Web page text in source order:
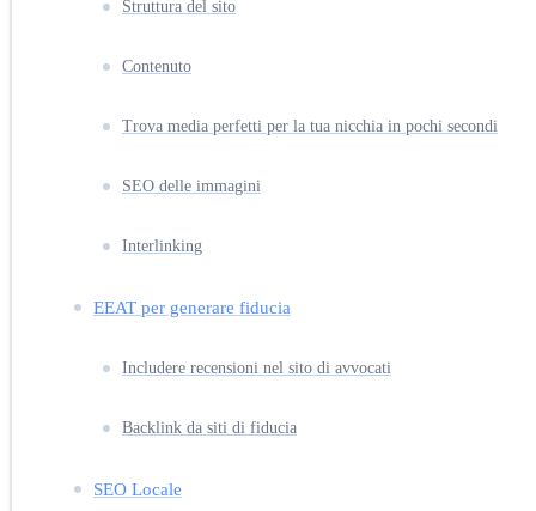
Struttura del sito
Contenuto
Trova media perfetti per la tua nicchia in pochi secondi
SEO delle immagini
Interlinking
EEAT per generare fiducia
Includere recensioni nel sito di avvocati
Backlink da siti di fiducia
SEO Locale